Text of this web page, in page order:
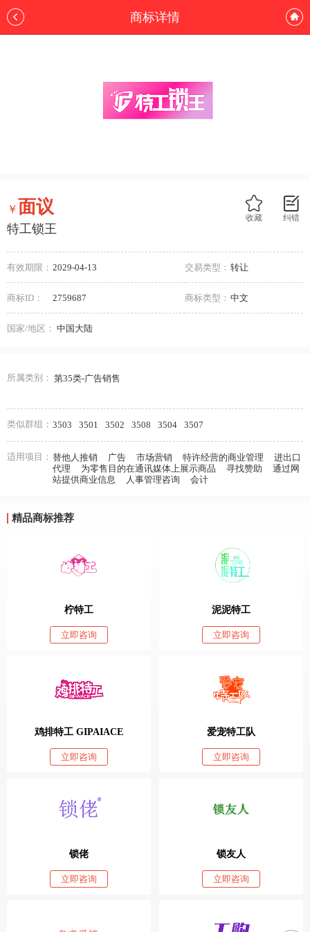
商标详情
纠错
收藏
￥面议
特工锁王
有效期限： 2029-04-13 交易类型： 转让
商标ID： 2759687 商标类型： 中文
国家/地区： 中国大陆
所属类别： 第35类-广告销售
类似群组： 3503 3501 3502 3508 3504 3507
适用项目： 替他人推销 广告 市场营销 特许经营的商业管理
进出口
代理
为零售目的在通讯媒体上展示商品 寻找赞助
通过网
站提供商业信息
人事管理咨询 会计
精品商标推荐
柠特工
立即咨询
泥泥特工
立即咨询
鸡排特工 GIPAIACE
立即咨询
爱宠特工队
立即咨询
锁佬
立即咨询
锁友人
立即咨询